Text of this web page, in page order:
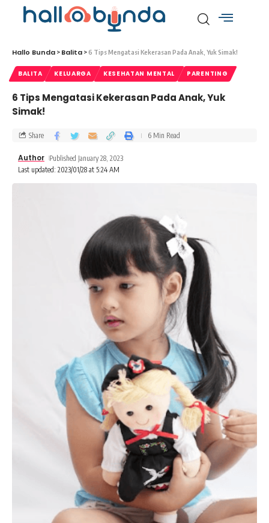
Hallo Bunda > Balita >6 Tips Mengatasi Kekerasan Pada Anak, Yuk Simak!
BALITA KELUARGA KESEHATAN MENTAL PARENTING
6 Tips Mengatasi Kekerasan Pada Anak, Yuk
Simak!
Last updated: 2023/01/28 at 5:24 AM
Author Published January 28, 2023
Share 6 Min Read